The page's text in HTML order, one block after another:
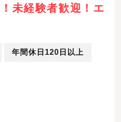
未経験者歓迎！エ
年間休日120日以上